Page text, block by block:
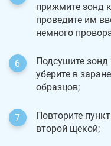
прижмите зонд
проведите им
немного
Подсушите зонд
уберите в
образцов;
Повторите
второй щекой;